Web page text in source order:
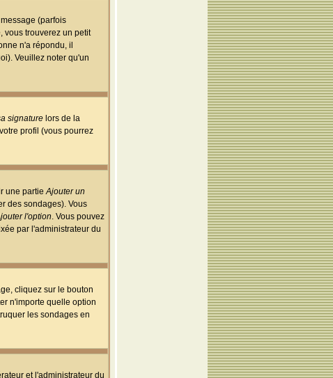
(parfois
vous trouverez un petit
n'a répondu, il
Veuillez noter qu'un
signature lors de la
profil (vous pourrez
une partieAjouter un
des sondages). Vous
l'option. Vous pouvez
par l'administrateur du
cliquez sur le bouton
n'importe quelle option
les sondages en
et l'administrateur du